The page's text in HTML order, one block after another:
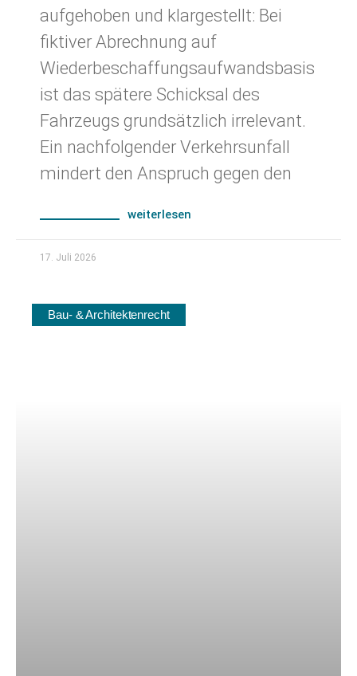
aufgehoben und klargestellt: Bei
fiktiver Abrechnung auf
Wiederbeschaffungsaufwandsbasis
ist das spätere Schicksal des
Fahrzeugs grundsätzlich irrelevant.
Ein nachfolgender Verkehrsunfall
mindert den Anspruch gegen den
weiterlesen
17. Juli 2026
Bau- & Architektenrecht